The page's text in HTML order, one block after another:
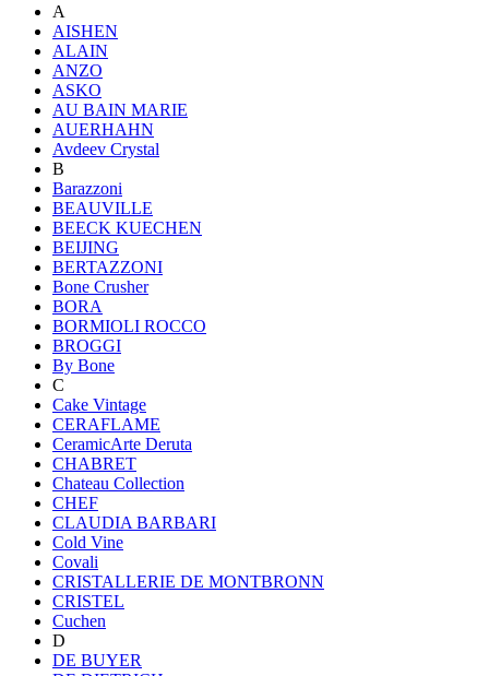
A
AISHEN
ALAIN
ANZO
ASKO
AU BAIN MARIE
AUERHAHN
Avdeev Crystal
B
Barazzoni
BEAUVILLE
BEECK KUECHEN
BEIJING
BERTAZZONI
Bone Crusher
BORA
BORMIOLI ROCCO
BROGGI
By Bone
C
Cake Vintage
CERAFLAME
CeramicArte Deruta
CHABRET
Chateau Collection
CHEF
CLAUDIA BARBARI
Cold Vine
Covali
CRISTALLERIE DE MONTBRONN
CRISTEL
Cuchen
D
DE BUYER